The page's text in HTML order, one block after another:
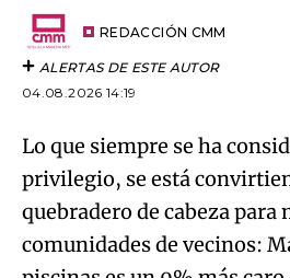
REDACCIÓN CMM
ALERTAS DE ESTE AUTOR
04.08.2026 14:19
Lo que siempre se ha
privilegio, se está
quebradero de cabeza para
comunidades de vecinos: